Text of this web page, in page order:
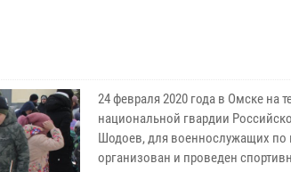
24 февраля 2020 года в Омске на
национальной гвардии
Шодоев, для военнослужащих по
организован и проведен